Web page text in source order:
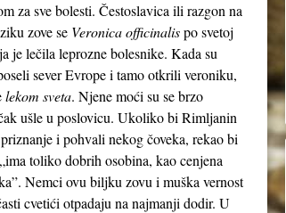
za sve bolesti. Čestoslavica ili razgon na
zove se Veronica officinalispo svetoj
je lečila leprozne bolesnike. Kada su
sever Evrope i tamo otkrili veroniku,
lekom sveta. Njene moći su se brzo
ušle u poslovicu. Ukoliko bi Rimljanin
i pohvali nekog čoveka, rekao bi
toliko dobrih osobina, kao cenjena
Nemci ovu biljku zovu i muška vernost
cvetići otpadaju na najmanji dodir. U